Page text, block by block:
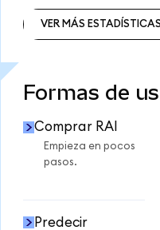
VER MÁS ESTADÍSTICAS
Formas de
Comprar RAI
Empieza en pocos
pasos.
Predecir